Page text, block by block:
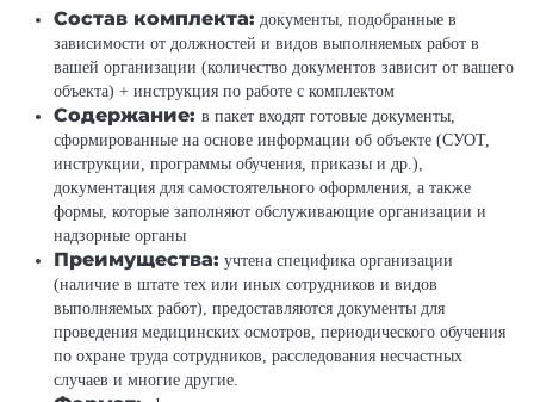
Состав комплекта: документы, подобранные в
зависимости от должностей и видов выполняемых работ в
вашей организации (количество документов зависит от вашего
объекта) + инструкция по работе с комплектом
Содержание: в пакет входят готовые документы,
сформированные на основе информации об объекте (СУОТ,
инструкции, программы обучения, приказы и др.),
документация для самостоятельного оформления, а также
формы, которые заполняют обслуживающие организации и
надзорные органы
Преимущества: учтена специфика организации
(наличие в штате тех или иных сотрудников и видов
выполняемых работ), предоставляются документы для
проведения медицинских осмотров, периодического обучения
по охране труда сотрудников, расследования несчастных
случаев и многие другие.